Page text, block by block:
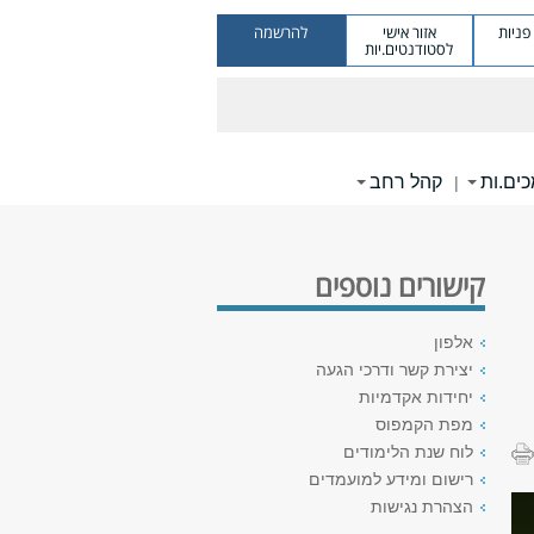
אזור אישי
לסטודנטים.יות
להרשמה
| קהל רחב
קישורים נוספים
אלפון
יצירת קשר ודרכי הגעה
יחידות אקדמיות
מפת הקמפוס
לוח שנת הלימודים
רישום ומידע למועמדים
הצהרת נגישות